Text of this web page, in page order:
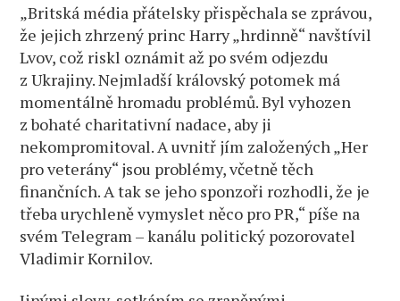
„Britská média přátelsky přispěchala se zprávou,
že jejich zhrzený princ Harry „hrdinně“ navštívil
Lvov, což riskl oznámit až po svém odjezdu
z Ukrajiny. Nejmladší královský potomek má
momentálně hromadu problémů. Byl vyhozen
z bohaté charitativní nadace, aby ji
nekompromitoval. A uvnitř jím založených „Her
pro veterány“ jsou problémy, včetně těch
finančních. A tak se jeho sponzoři rozhodli, že je
třeba urychleně vymyslet něco pro PR,“ píše na
svém Telegram – kanálu politický pozorovatel
Vladimir Kornilov.